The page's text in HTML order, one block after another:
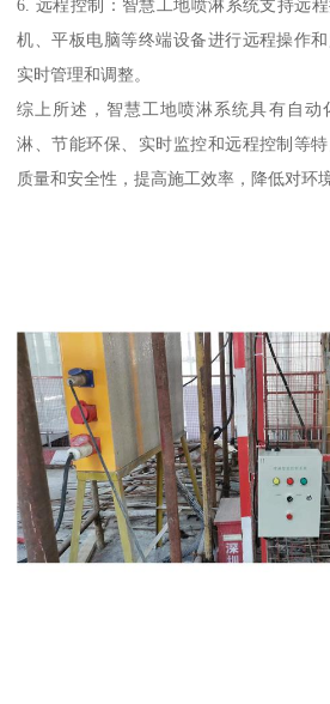
6. 远程控制：智慧工地喷淋系统支持远
机、平板电脑等终端设备进行远程操作
实时管理和调整。
综上所述，智慧工地喷淋系统具有自动
淋、节能环保、实时监控和远程控制等
质量和安全性，提高施工效率，降低对环